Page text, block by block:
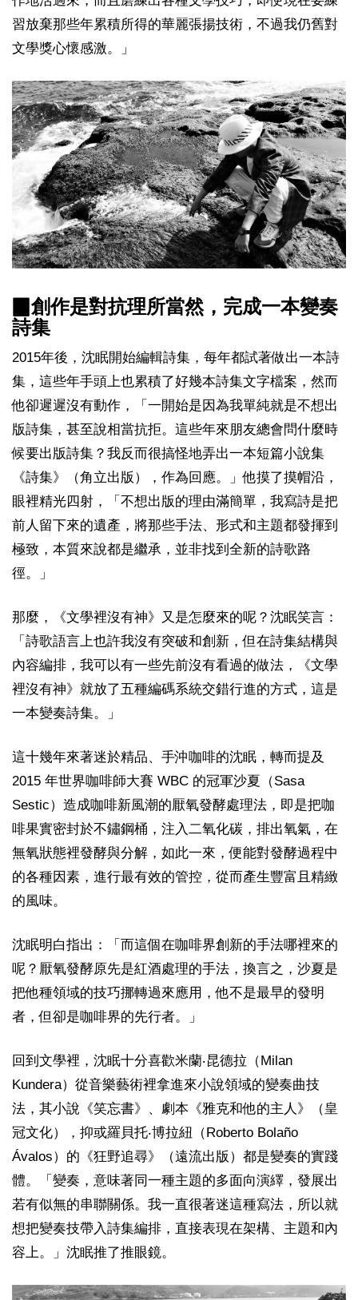
習放棄那些年累積所得的華麗張揚技術，不過我仍舊對
文學獎心懷感激。」
▉創作是對抗理所當然，完成一本變奏
詩集
2015年後，沈眠開始編輯詩集，每年都試著做出一本詩
集，這些年手頭上也累積了好幾本詩集文字檔案，然而
他卻遲遲沒有動作，「一開始是因為我單純就是不想出
版詩集，甚至說相當抗拒。這些年來朋友總會問什麼時
候要出版詩集？我反而很搞怪地弄出一本短篇小說集
《詩集》（角立出版），作為回應。」他摸了摸帽沿，
眼裡精光四射，「不想出版的理由滿簡單，我寫詩是把
前人留下來的遺產，將那些手法、形式和主題都發揮到
極致，本質來說都是繼承，並非找到全新的詩歌路
徑。」
那麼，《文學裡沒有神》又是怎麼來的呢？沈眠笑言：
「詩歌語言上也許我沒有突破和創新，但在詩集結構與
內容編排，我可以有一些先前沒有看過的做法，《文學
裡沒有神》就放了五種編碼系統交錯行進的方式，這是
一本變奏詩集。」
這十幾年來著迷於精品、手沖咖啡的沈眠，轉而提及
2015 年世界咖啡師大賽 WBC 的冠軍沙夏（Sasa
Sestic）造成咖啡新風潮的厭氧發酵處理法，即是把咖
啡果實密封於不鏽鋼桶，注入二氧化碳，排出氧氣，在
無氧狀態裡發酵與分解，如此一來，便能對發酵過程中
的各種因素，進行最有效的管控，從而產生豐富且精緻
的風味。
沈眠明白指出：「而這個在咖啡界創新的手法哪裡來的
呢？厭氧發酵原先是紅酒處理的手法，換言之，沙夏是
把他種領域的技巧挪轉過來應用，他不是最早的發明
者，但卻是咖啡界的先行者。」
回到文學裡，沈眠十分喜歡米蘭‧昆德拉（Milan
Kundera）從音樂藝術裡拿進來小說領域的變奏曲技
法，其小說《笑忘書》、劇本《雅克和他的主人》（皇
冠文化），抑或羅貝托‧博拉紐（Roberto Bolaño
Ávalos）的《狂野追尋》（遠流出版）都是變奏的實踐
體。「變奏，意味著同一種主題的多面向演繹，發展出
若有似無的串聯關係。我一直很著迷這種寫法，所以就
想把變奏技帶入詩集編排，直接表現在架構、主題和內
容上。」沈眠推了推眼鏡。